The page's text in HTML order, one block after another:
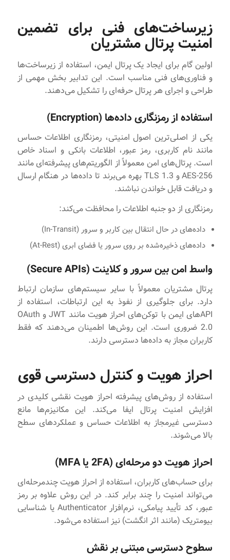
زیرساخت‌های فنی برای تضمین
امنیت پرتال مشتریان
اولین گام برای ایجاد یک پرتال ایمن، استفاده از زیرساخت‌ها
و فناوری‌های فنی مناسب است. این تدابیر بخش مهمی از
طراحی و اجرای هر پرتال حرفه‌ای را تشکیل می‌دهند.
استفاده از رمزنگاری داده‌ها (Encryption)
یکی از اصلی‌ترین اصول امنیتی، رمزنگاری اطلاعات حساس
مانند نام کاربری، رمز عبور، اطلاعات بانکی و اسناد خاص
است. پرتال‌های امن معمولاً از الگوریتم‌های پیشرفته‌ای مانند
AES-256 و TLS 1.3 بهره می‌برند تا داده‌ها در هنگام ارسال
و دریافت قابل خواندن نباشند.
رمزنگاری از دو جنبه اطلاعات را محافظت می‌کند:
داده‌های در حال انتقال بین کاربر و سرور (In-Transit)
داده‌های ذخیره‌شده بر روی سرور یا فضای ابری (At-Rest)
واسط امن بین سرور و کلاینت (Secure APIs)
پرتال مشتریان معمولاً با سایر سیستم‌های سازمان ارتباط
دارد. برای جلوگیری از نفوذ به این ارتباطات، استفاده از
APIهای ایمن با توکن‌های احراز هویت مانند JWT و OAuth
2.0 ضروری است. این روش‌ها اطمینان می‌دهند که فقط
کاربران مجاز به داده‌ها دسترسی دارند.
احراز هویت و کنترل دسترسی قوی
استفاده از روش‌های پیشرفته احراز هویت نقشی کلیدی در
افزایش امنیت پرتال ایفا می‌کند. این مکانیزم‌ها مانع
دسترسی غیرمجاز به اطلاعات حساس و عملکردهای سطح
بالا می‌شوند.
احراز هویت دو مرحله‌ای (2FA یا MFA)
برای حساب‌های کاربران، استفاده از احراز هویت چندمرحله‌ای
می‌تواند امنیت را چند برابر کند. در این روش علاوه بر رمز
عبور، کد تأیید پیامکی، نرم‌افزار Authenticator یا شناسایی
بیومتریک (مانند اثر انگشت) نیز استفاده می‌شود.
سطوح دسترسی مبتنی بر نقش